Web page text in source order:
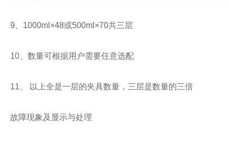
9、1000ml×48或500ml×70共三层
10、数量可根据用户需要任意选配
11、 以上全是一层的夹具数量，三层是数量的三倍
故障现象及显示与处理